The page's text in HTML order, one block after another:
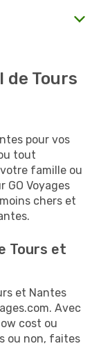
de Tours
pour vos
tout
famille ou
GO Voyages
chers et
Tours et
et Nantes
Avec
cost ou
ou non, faites